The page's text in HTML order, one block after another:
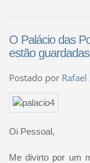
O Palácio das
estão guardadas
Postado por Rafael
Oi Pessoal,
Me divirto por um